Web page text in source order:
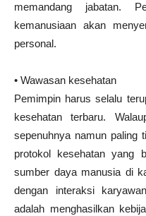
memandang jabatan.
kemanusiaan akan
personal.
• Wawasan kesehatan
Pemimpin harus selalu
kesehatan terbaru.
sepenuhnya namun paling
protokol kesehatan yang
sumber daya manusia di
dengan interaksi
adalah menghasilkan